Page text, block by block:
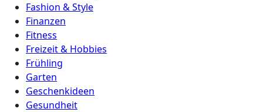
Fashion & Style
Finanzen
Fitness
Freizeit & Hobbies
Frühling
Garten
Geschenkideen
Gesundheit